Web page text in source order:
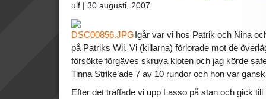
ulf | 30 augusti, 2007
Igår var vi hos Patrik och Nina
på Patriks Wii. Vi (killarna) förlorade mot de
försökte förgäves skruva kloten och jag körde
Tinna Strike’ade 7 av 10 rundor och hon var
Efter det träffade vi upp Lasso på stan och gick